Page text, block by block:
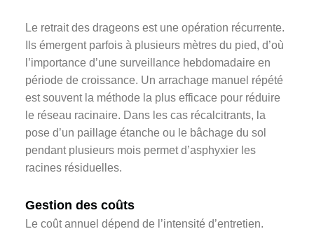
Le retrait des drageons est une opération récurrente.
Ils émergent parfois à plusieurs mètres du pied, d’où
l’importance d’une surveillance hebdomadaire en
période de croissance. Un arrachage manuel répété
est souvent la méthode la plus efficace pour réduire
le réseau racinaire. Dans les cas récalcitrants, la
pose d’un paillage étanche ou le bâchage du sol
pendant plusieurs mois permet d’asphyxier les
racines résiduelles.
Gestion des coûts
Le coût annuel dépend de l’intensité d’entretien.